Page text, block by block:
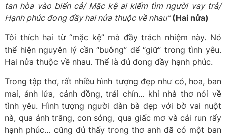
tan hòa vào biển cả/ Mặc kệ ai kiếm tìm người vay trả/
Hạnh phúc đong đầy hai nửa thuộc về nhau”(Hai nửa)
Tôi thích hai từ “mặc kệ” mà đầy trách nhiệm này. Nó
thể hiện nguyên lý cần “buông” để “giữ” trong tình yêu.
Hai nửa thuộc về nhau. Thế là đủ đong đầy hạnh phúc.
Trong tập thơ, rất nhiều hình tượng đẹp như cỏ, hoa, ban
mai, ánh lửa, cánh đồng, trái chín… khi nhà thơ nói về
tình yêu. Hình tượng người đàn bà đẹp với bờ vai nuột
nà, qua ánh trăng, con sóng, qua giấc mơ và cái run rẩy
hạnh phúc… cũng đủ thấy trong thơ anh đã có một ban